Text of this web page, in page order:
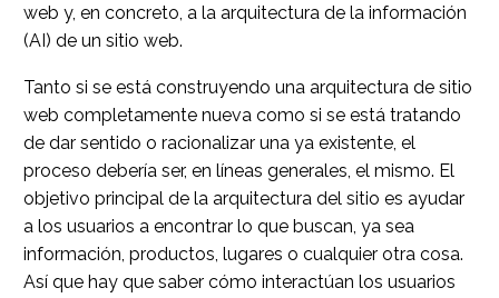
web y, en concreto, a la arquitectura de la información
(AI) de un sitio web.
Tanto si se está construyendo una arquitectura de sitio
web completamente nueva como si se está tratando
de dar sentido o racionalizar una ya existente, el
proceso debería ser, en líneas generales, el mismo. El
objetivo principal de la arquitectura del sitio es ayudar
a los usuarios a encontrar lo que buscan, ya sea
información, productos, lugares o cualquier otra cosa.
Así que hay que saber cómo interactúan los usuarios